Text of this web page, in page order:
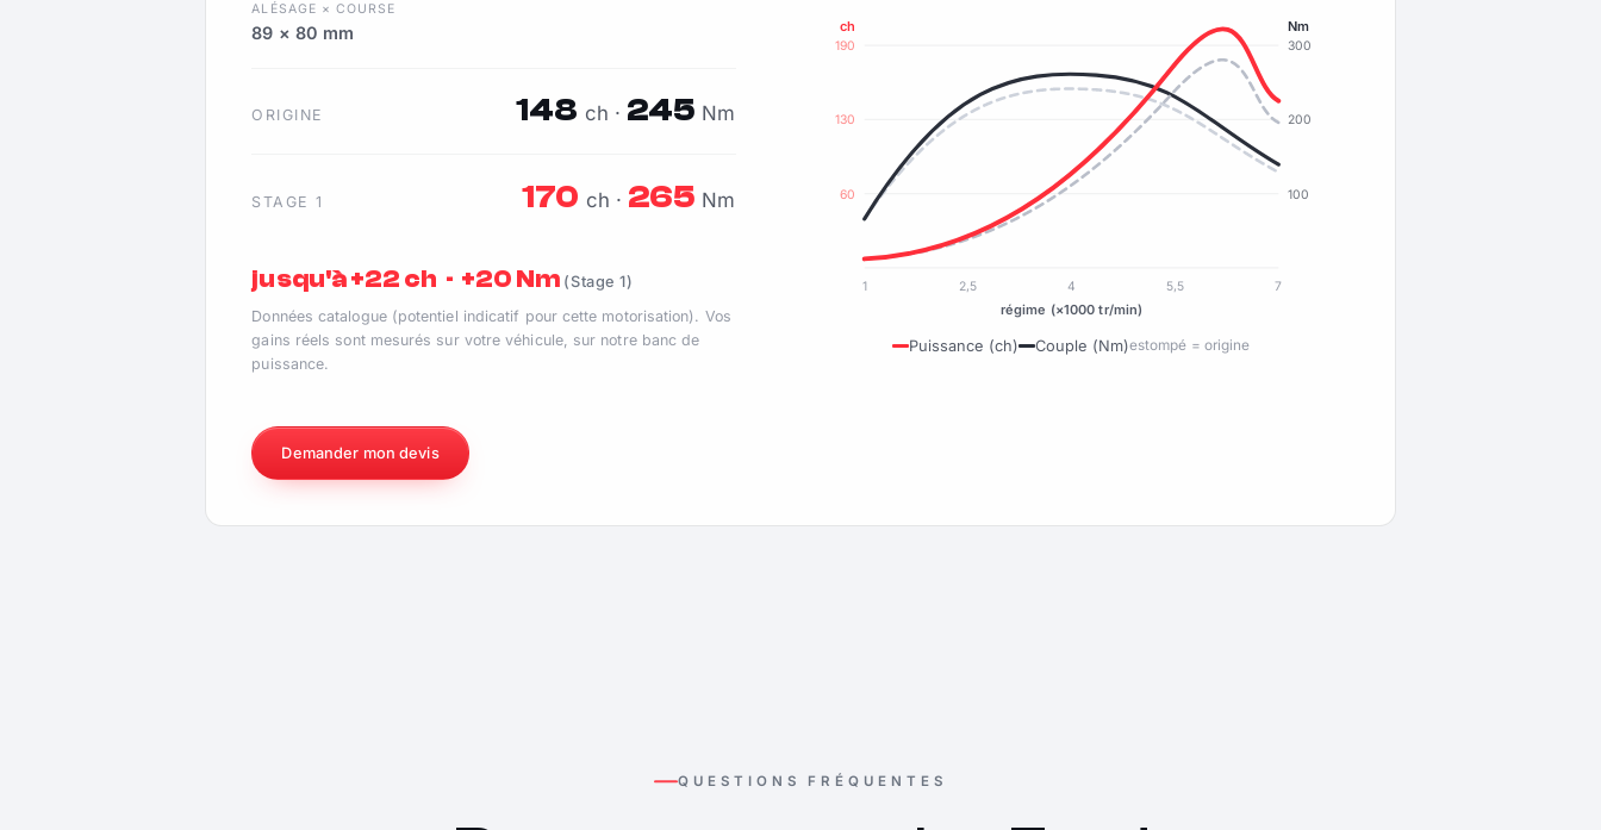
ALÉSAGE × COURSE
89 × 80 mm
ORIGINE 148 ch · 245 Nm
STAGE 1 170 ch · 265 Nm
jusqu'à +22 ch · +20 Nm (Stage 1)
Données catalogue (potentiel indicatif pour cette motorisation). Vos
gains réels sont mesurés sur votre véhicule, sur notre banc de
puissance.
60
130
190
100
200
300
ch Nm
1 2,5 4 5,5 7
régime (×1000 tr/min)
Puissance (ch) Couple (Nm)estompé = origine
Demander mon devis
QUESTIONS FRÉQUENTES